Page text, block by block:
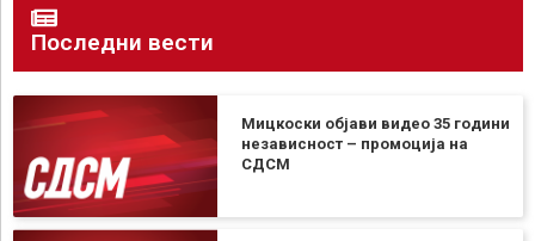
Последни вести
Мицкоски објави видео 35 години
независност – промоција на
СДСМ